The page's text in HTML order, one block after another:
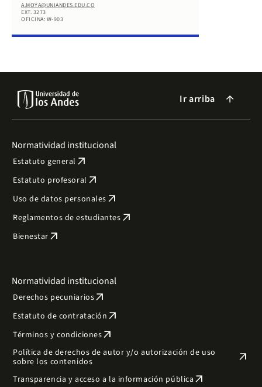
A.MOYA@UNIANDES.EDU.CO
EXT. 3273
OFICINA: W-903
Ir arriba arrow_forward
Normatividad institucional
Estatuto general arrow_outward
Estatuto profesoral arrow_outward
Uso de datos personales arrow_outward
Reglamentos de estudiantes arrow_outward
Bienestar arrow_outward
Normatividad institucional
Derechos pecuniariosarrow_outward
Estatuto de contratación arrow_outward
Términos y condicionesarrow_outward
Política de derechos de autor y/o autorización de uso
sobre los contenidos
arrow_outward
Transparencia y acceso a la información pública arrow_outward